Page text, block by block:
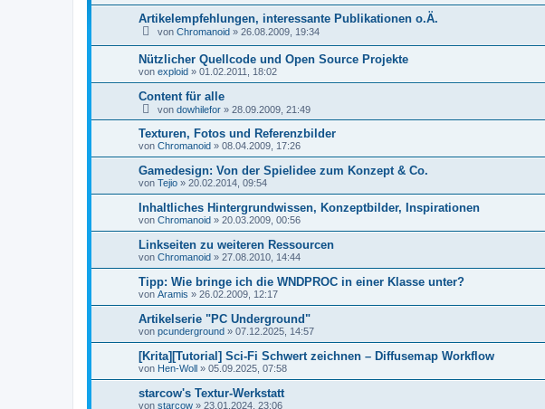
Artikelempfehlungen, interessante Publikationen o.Ä.
von Chromanoid » 26.08.2009, 19:34
Nützlicher Quellcode und Open Source Projekte
von exploid » 01.02.2011, 18:02
Content für alle
von dowhilefor » 28.09.2009, 21:49
Texturen, Fotos und Referenzbilder
von Chromanoid » 08.04.2009, 17:26
Gamedesign: Von der Spielidee zum Konzept & Co.
von Tejio » 20.02.2014, 09:54
Inhaltliches Hintergrundwissen, Konzeptbilder, Inspirationen
von Chromanoid » 20.03.2009, 00:56
Linkseiten zu weiteren Ressourcen
von Chromanoid » 27.08.2010, 14:44
Tipp: Wie bringe ich die WNDPROC in einer Klasse unter?
von Aramis » 26.02.2009, 12:17
Artikelserie "PC Underground"
von pcunderground » 07.12.2025, 14:57
[Krita][Tutorial] Sci-Fi Schwert zeichnen – Diffusemap Workflow
von Hen-Woll » 05.09.2025, 07:58
starcow's Textur-Werkstatt
von starcow » 23.01.2024, 23:06